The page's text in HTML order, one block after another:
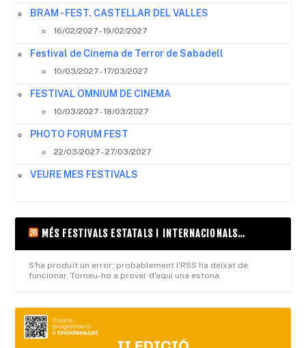
BRAM - FEST. CASTELLAR DEL VALLES
16/02/2027 - 19/02/2027
Festival de Cinema de Terror de Sabadell
10/03/2027 - 17/03/2027
FESTIVAL OMNIUM DE CINEMA
10/03/2027 - 18/03/2027
PHOTO FORUM FEST
22/03/2027 - 27/03/2027
VEURE MES FESTIVALS
MÉS FESTIVALS ESTATALS I INTERNACIONALS…
S'ha produït un error; probablement l'RSS ha deixat de
funcionar. Torneu-ho a provar d'aquí una estona.